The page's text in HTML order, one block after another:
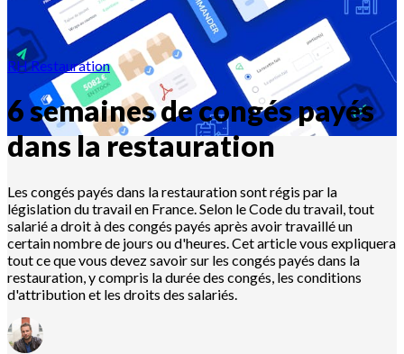
RH Restauration
6 semaines de congés payés
dans la restauration
Les congés payés dans la restauration sont régis par la
législation du travail en France. Selon le Code du travail, tout
salarié a droit à des congés payés après avoir travaillé un
certain nombre de jours ou d'heures. Cet article vous expliquera
tout ce que vous devez savoir sur les congés payés dans la
restauration, y compris la durée des congés, les conditions
d'attribution et les droits des salariés.